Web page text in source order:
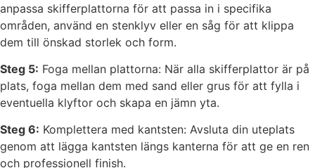
anpassa skifferplattorna för att passa in i specifika
områden, använd en stenklyv eller en såg för att klippa
dem till önskad storlek och form.
Steg 5: Foga mellan plattorna: När alla skifferplattor är på
plats, foga mellan dem med sand eller grus för att fylla i
eventuella klyftor och skapa en jämn yta.
Steg 6: Komplettera med kantsten: Avsluta din uteplats
genom att lägga kantsten längs kanterna för att ge en ren
och professionell finish.